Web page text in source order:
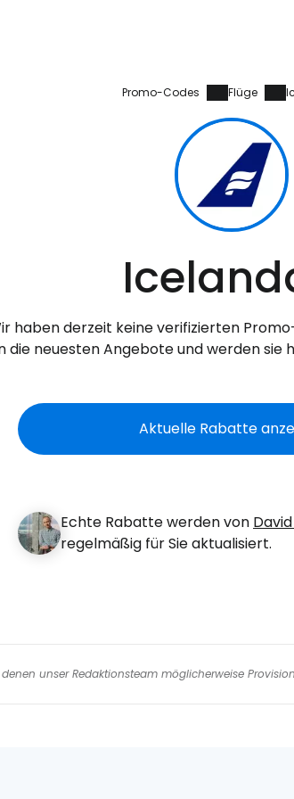
Promo-Codes Flüge
haben derzeit keine verifizierten
die neuesten Angebote und werden sie
Aktuelle Rabatte
Echte Rabatte werden von
regelmäßig für Sie aktualisiert.
unser Redaktionsteam möglicherweise
... die weltweite